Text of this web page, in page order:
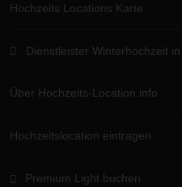
Hochzeits Locations Karte
Dienstleister Winterhochzeit
Über Hochzeits-Location.info
Hochzeitslocation eintragen
Premium Light buchen